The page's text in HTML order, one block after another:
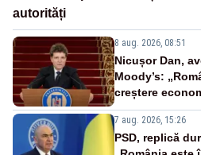
autorități
8 aug. 2026, 08:51
Nicușor Dan,
Moody’s:
creștere
7 aug. 2026, 15:26
PSD, replică